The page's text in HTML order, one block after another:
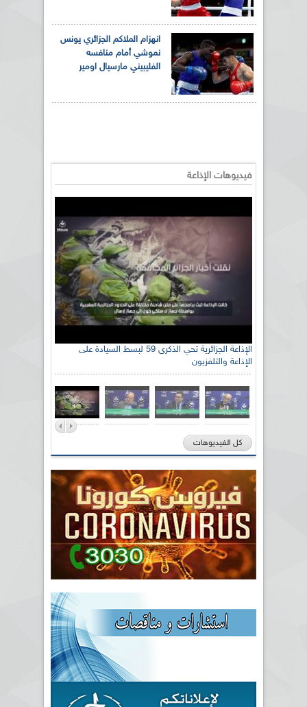
انهزام الملاكم الجزائري يونس
نموشي أمام منافسه
الفليبيني مارسيال اومير
فيديوهات الإذاعة
الإذاعة الجزائرية تحي الذكرى 59 لبسط السيادة على
الإذاعة والتلفزيون
كل الفيديوهات